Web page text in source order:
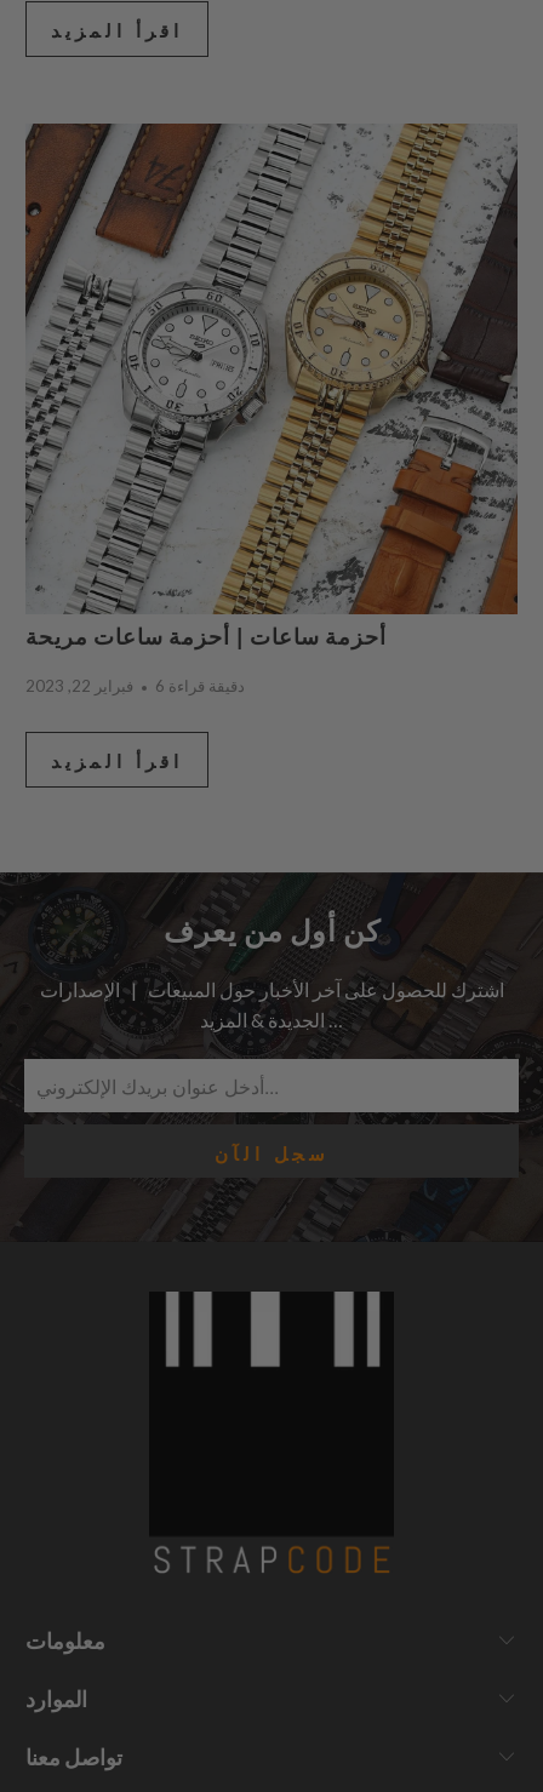
اقرأ المزيد
أحزمة ساعات | أحزمة ساعات مريحة
فبراير 22, 2023 6 دقيقة قراءة
اقرأ المزيد
كن أول من يعرف
اشترك للحصول على آخر الأخبار حول المبيعات | الإصدارات
الجديدة & المزيد …
معلومات
الموارد
تواصل معنا